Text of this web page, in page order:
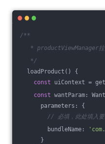
/**
* productViewManager拉
*/
loadProduct() {
const uiContext =
const wantParam:
parameters: {
// 必填，此处填入
bundleName:
}